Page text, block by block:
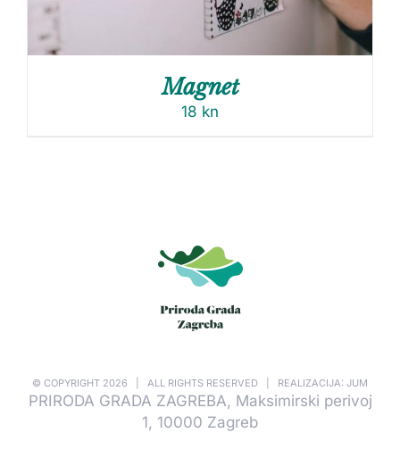
Magnet
18 kn
© COPYRIGHT 2026 | ALL RIGHTS RESERVED | REALIZACIJA: JUM
PRIRODA GRADA ZAGREBA, Maksimirski perivoj
1, 10000 Zagreb